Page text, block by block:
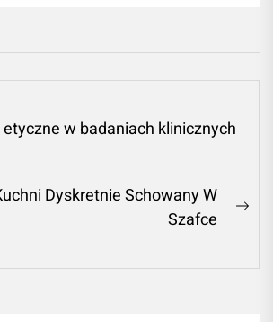
w badaniach klinicznych
Dyskretnie Schowany W
Szafce